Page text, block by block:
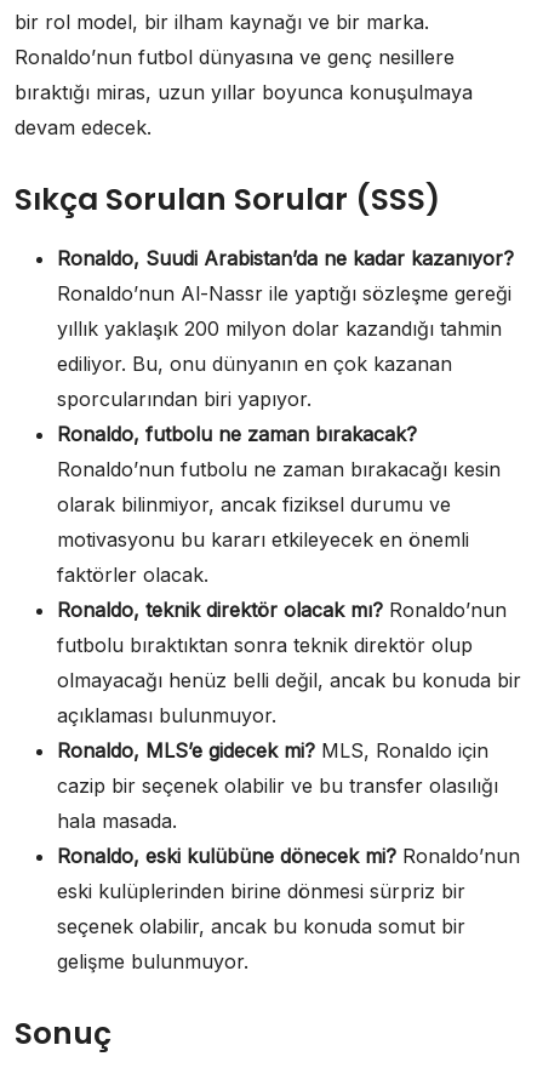
bir rol model, bir ilham kaynağı ve bir marka.
Ronaldo’nun futbol dünyasına ve genç nesillere
bıraktığı miras, uzun yıllar boyunca konuşulmaya
devam edecek.
Sıkça Sorulan Sorular (SSS)
Ronaldo, Suudi Arabistan’da ne kadar kazanıyor?
Ronaldo’nun Al-Nassr ile yaptığı sözleşme gereği
yıllık yaklaşık 200 milyon dolar kazandığı tahmin
ediliyor. Bu, onu dünyanın en çok kazanan
sporcularından biri yapıyor.
Ronaldo, futbolu ne zaman bırakacak?
Ronaldo’nun futbolu ne zaman bırakacağı kesin
olarak bilinmiyor, ancak fiziksel durumu ve
motivasyonu bu kararı etkileyecek en önemli
faktörler olacak.
Ronaldo, teknik direktör olacak mı? Ronaldo’nun
futbolu bıraktıktan sonra teknik direktör olup
olmayacağı henüz belli değil, ancak bu konuda bir
açıklaması bulunmuyor.
Ronaldo, MLS’e gidecek mi? MLS, Ronaldo için
cazip bir seçenek olabilir ve bu transfer olasılığı
hala masada.
Ronaldo, eski kulübüne dönecek mi? Ronaldo’nun
eski kulüplerinden birine dönmesi sürpriz bir
seçenek olabilir, ancak bu konuda somut bir
gelişme bulunmuyor.
Sonuç